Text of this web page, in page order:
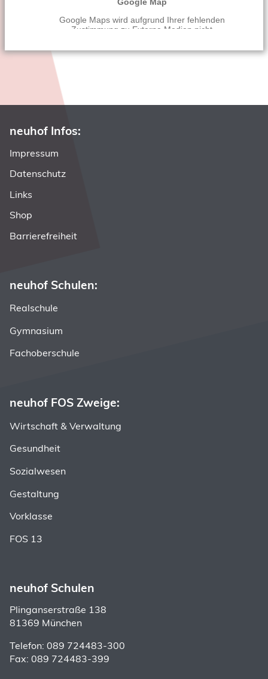
neuhof Infos:
Navigation überspringen
Impressum
Datenschutz
Links
Shop
Barrierefreiheit
neuhof Schulen:
Realschule
Gymnasium
Fachoberschule
neuhof FOS Zweige:
Wirtschaft & Verwaltung
Gesundheit
Sozialwesen
Gestaltung
Vorklasse
FOS 13
neuhof Schulen
Plinganserstraße 138
81369 München
Telefon: 089 724483-300
Fax: 089 724483-399